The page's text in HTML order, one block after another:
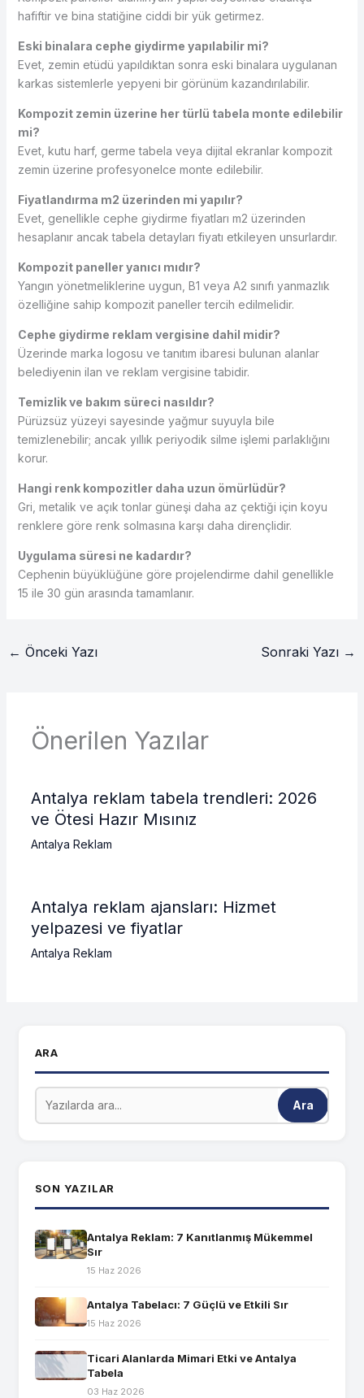
hafiftir ve bina statiğine ciddi bir yük getirmez.
Eski binalara cephe giydirme yapılabilir mi?
Evet, zemin etüdü yapıldıktan sonra eski binalara uygulanan
karkas sistemlerle yepyeni bir görünüm kazandırılabilir.
Kompozit zemin üzerine her türlü tabela monte edilebilir
mi?
Evet, kutu harf, germe tabela veya dijital ekranlar kompozit
zemin üzerine profesyonelce monte edilebilir.
Fiyatlandırma m2 üzerinden mi yapılır?
Evet, genellikle cephe giydirme fiyatları m2 üzerinden
hesaplanır ancak tabela detayları fiyatı etkileyen unsurlardır.
Kompozit paneller yanıcı mıdır?
Yangın yönetmeliklerine uygun, B1 veya A2 sınıfı yanmazlık
özelliğine sahip kompozit paneller tercih edilmelidir.
Cephe giydirme reklam vergisine dahil midir?
Üzerinde marka logosu ve tanıtım ibaresi bulunan alanlar
belediyenin ilan ve reklam vergisine tabidir.
Temizlik ve bakım süreci nasıldır?
Pürüzsüz yüzeyi sayesinde yağmur suyuyla bile
temizlenebilir; ancak yıllık periyodik silme işlemi parlaklığını
korur.
Hangi renk kompozitler daha uzun ömürlüdür?
Gri, metalik ve açık tonlar güneşi daha az çektiği için koyu
renklere göre renk solmasına karşı daha dirençlidir.
Uygulama süresi ne kadardır?
Cephenin büyüklüğüne göre projelendirme dahil genellikle
15 ile 30 gün arasında tamamlanır.
← Önceki Yazı Sonraki Yazı →
Önerilen Yazılar
Antalya reklam tabela trendleri: 2026
ve Ötesi Hazır Mısınız
Antalya Reklam
Antalya reklam ajansları: Hizmet
yelpazesi ve fiyatlar
Antalya Reklam
ARA
Ara
SON YAZILAR
Antalya Reklam: 7 Kanıtlanmış Mükemmel
Sır
15 Haz 2026
Antalya Tabelacı: 7 Güçlü ve Etkili Sır
15 Haz 2026
Ticari Alanlarda Mimari Etki ve Antalya
Tabela
03 Haz 2026